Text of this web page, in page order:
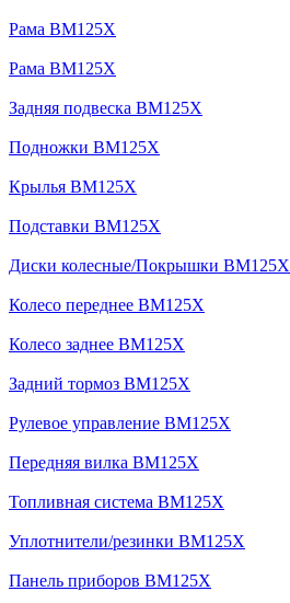
Рама BM125X
Рама BM125X
Задняя подвеска BM125X
Подножки BM125X
Крылья BM125X
Подставки BM125X
Диски колесные/Покрышки BM125X
Колесо переднее BM125X
Колесо заднее BM125X
Задний тормоз BM125X
Рулевое управление BM125X
Передняя вилка BM125X
Топливная система BM125X
Уплотнители/резинки BM125X
Панель приборов BM125X